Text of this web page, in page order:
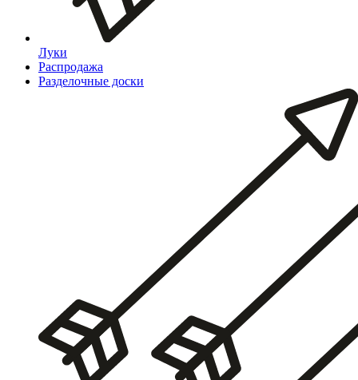
Луки
Распродажа
Разделочные доски